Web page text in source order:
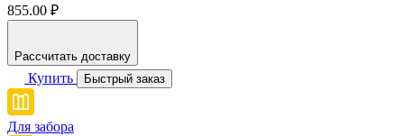
855.00 ₽
Рассчитать доставку
Купить Быстрый заказ
Для забора